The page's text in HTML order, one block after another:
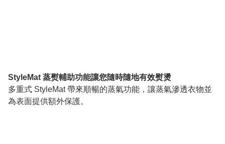
StyleMat 蒸熨輔助功能讓您隨時隨地有效熨燙
多重式 StyleMat 帶來順暢的蒸氣功能，讓蒸氣滲透衣物並
為表面提供額外保護。